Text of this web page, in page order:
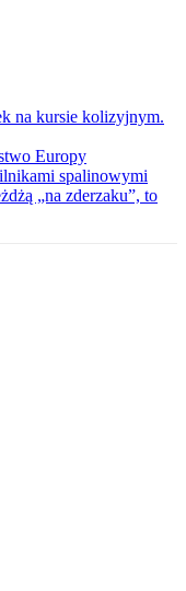
na kursie kolizyjnym.
Europy
spalinowymi
„na zderzaku”, to